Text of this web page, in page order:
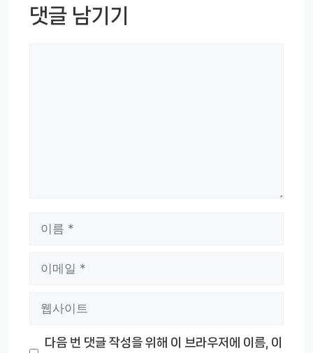
댓글 남기기
다음 번 댓글 작성을 위해 이 브라우저에 이름, 이